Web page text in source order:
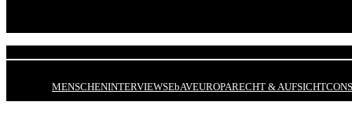
MENSCHENINTERVIEWSEbAVEUROPARECHT & AUFSICHT